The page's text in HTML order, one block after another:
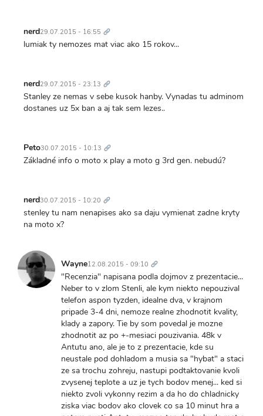
nerd29.07.2015 - 16:55 odkaz
lumiak ty nemozes mat viac ako 15 rokov...
nerd29.07.2015 - 23:13 odkaz
Stanley ze nemas v sebe kusok hanby. Vynadas tu adminom
dostanes uz 5x ban a aj tak sem lezes..
Peto30.07.2015 - 10:13 odkaz
Základné info o moto x play a moto g 3rd gen. nebudú?
nerd30.07.2015 - 10:20 odkaz
stenley tu nam nenapises ako sa daju vymienat zadne kryty
na moto x?
Wayne12.08.2015 - 09:10 odkaz
"Recenzia" napisana podla dojmov z prezentacie...
Neber to v zlom Stenli, ale kym niekto nepouzival
telefon aspon tyzden, idealne dva, v krajnom
pripade 3-4 dni, nemoze realne zhodnotit kvality,
klady a zapory. Tie by som povedal je mozne
zhodnotit az po +-mesiaci pouzivania. 48k v
Antutu ano, ale je to z prezentacie, kde su
neustale pod dohladom a musia sa "hybat" a staci
ze sa trochu zohreju, nastupi podtaktovanie kvoli
zvysenej teplote a uz je tych bodov menej... ked si
niekto zvoli vykonny rezim a da ho do chladnicky
ziska viac bodov ako clovek co sa 10 minut hra a